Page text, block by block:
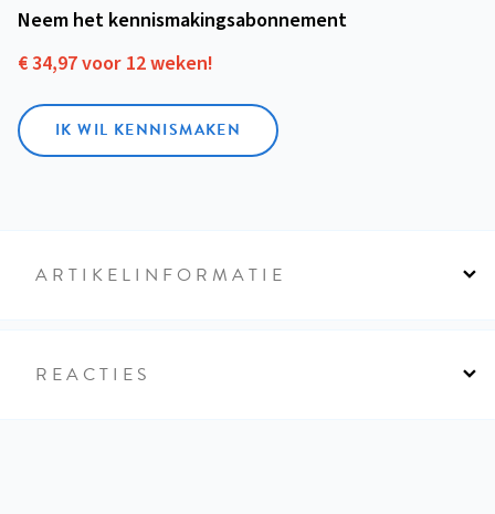
Neem het kennismakings­abonnement
€ 34,97 voor 12 weken!
IK WIL KENNISMAKEN
ARTIKELINFORMATIE
REACTIES